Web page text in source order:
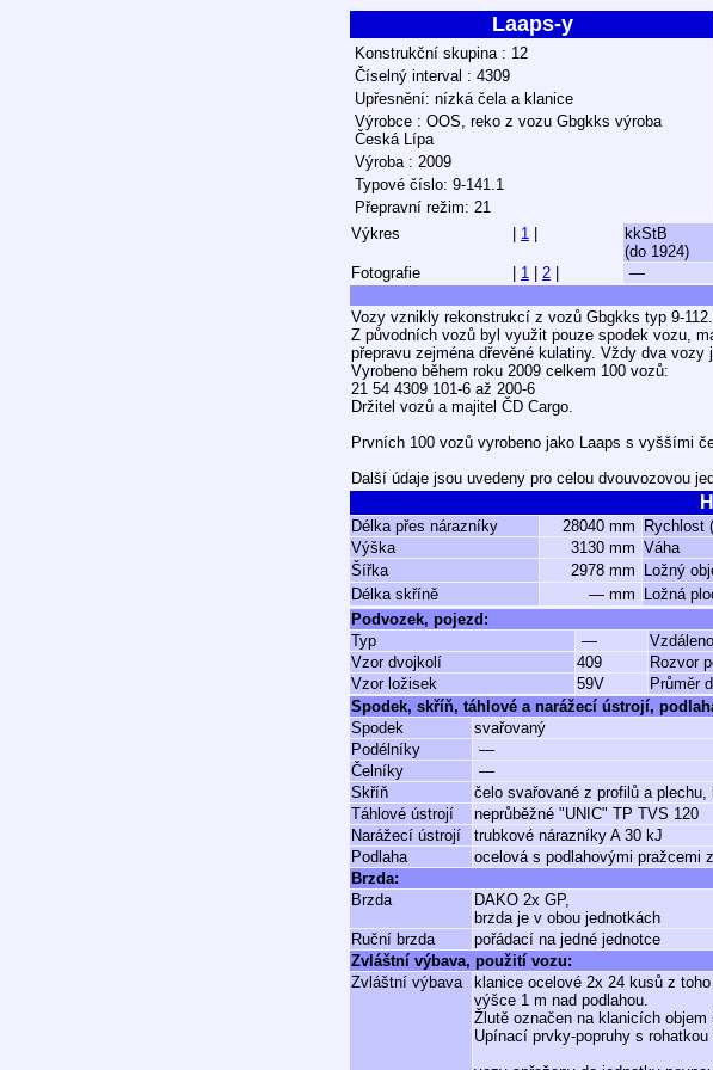
Laaps-y
Konstrukční skupina : 12
Číselný interval : 4309
Upřesnění: nízká čela a klanice
Výrobce : OOS, reko z vozu Gbgkks výroba
Česká Lípa
Výroba : 2009
Typové číslo: 9-141.1
Přepravní režim: 21
Výkres
1
kkStB
(do 1924)
Fotografie
1 2 —
Vozy vznikly rekonstrukcí z vozů Gbgkks typ 9-
Z původních vozů byl využit pouze spodek vozu,
přepravu zejména dřevěné kulatiny. Vždy dva vozy
Vyrobeno během roku 2009 celkem 100 vozů:
21 54 4309 101-6 až 200-6
Držitel vozů a majitel ČD Cargo.
Prvních 100 vozů vyrobeno jako Laaps s vyššími
Další údaje jsou uvedeny pro celou dvouvozovou
Délka přes nárazníky 28040 mm Rychlost
Výška
3130 mm Váha
Šířka
2978 mm Ložný
Délka skříně
— mm Ložná
Podvozek, pojezd:
Typ
—
Vzor dvojkolí
409 Rozvor
Vzor ložisek
59V Průměr
Spodek, skříň, táhlové a narážecí ústrojí,
Spodek
svařovaný
Podélníky
—
Čelníky
—
Skříň
čelo svařované z profilů a
Táhlové ústrojí
neprůběžné "UNIC" TP TVS 120
Narážecí ústrojí
trubkové nárazníky A 30 kJ
Podlaha
ocelová s podlahovými pražcemi
Brzda:
Brzda
DAKO 2x GP,
brzda je v obou jednotkách
Ruční brzda
pořádací na jedné jednotce
Zvláštní výbava, použití vozu:
Zvláštní výbava
klanice ocelové 2x 24 kusů z
výšce 1 m nad podlahou.
Žlutě označen na klanicích
Upínací prvky-popruhy s